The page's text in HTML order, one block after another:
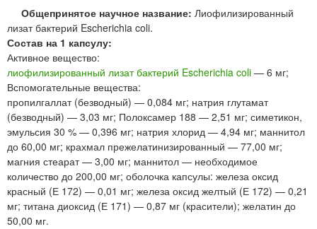
Общепринятое научное название: Лиофилизированный
лизат бактерий Escherichia coli.
Состав на 1 капсулу:
Активное вещество:
лиофилизированный лизат бактерий Escherichia coli — 6 мг;
Вспомогательные вещества:
пропилгаллат (безводный) — 0,084 мг; натрия глутамат
(безводный) — 3,03 мг; Полоксамер 188 — 2,51 мг; симетикон,
эмульсия 30 % — 0,396 мг; натрия хлорид — 4,94 мг; маннитол
до 60,00 мг; крахмал прежелатинизированный — 77,00 мг;
магния стеарат — 3,00 мг; маннитол — необходимое
количество до 200,00 мг; оболочка капсулы: железа оксид
красный (Е 172) — 0,01 мг; железа оксид желтый (Е 172) — 0,21
мг; титана диоксид (Е 171) — 0,87 мг (красители); желатин до
50,00 мг.